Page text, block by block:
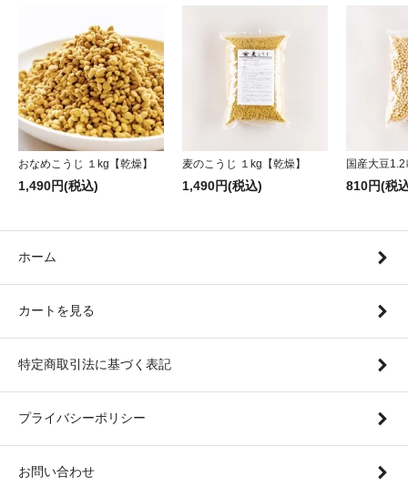
おなめこうじ １kg【乾燥】
1,490円(税込)
麦のこうじ １kg【乾燥】
1,490円(税込)
国産大豆1.2
810円(税
ホーム
カートを見る
特定商取引法に基づく表記
プライバシーポリシー
お問い合わせ